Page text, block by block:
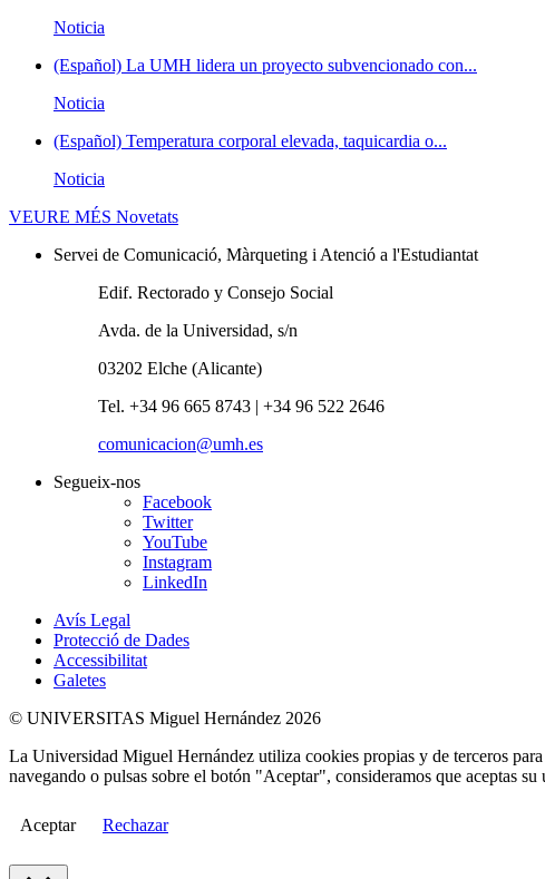
Noticia
(Español) La UMH lidera un proyecto subvencionado con...
Noticia
(Español) Temperatura corporal elevada, taquicardia o...
Noticia
VEURE MÉS Novetats
Servei de Comunicació, Màrqueting i Atenció a l'Estudiantat
Edif. Rectorado y Consejo Social
Avda. de la Universidad, s/n
03202 Elche (Alicante)
Tel. +34 96 665 8743 | +34 96 522 2646
comunicacion@umh.es
Segueix-nos
Facebook
Twitter
YouTube
Instagram
LinkedIn
Avís Legal
Protecció de Dades
Accessibilitat
Galetes
© UNIVERSITAS Miguel Hernández 2026
La Universidad Miguel Hernández utiliza cookies propias y de terceros
navegando o pulsas sobre el botón "Aceptar", consideramos que aceptas
Aceptar Rechazar